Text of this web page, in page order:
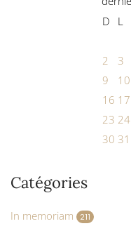
D L
2
3
9
10
16 17
23 24
30 31
Catégories
In memoriam 211